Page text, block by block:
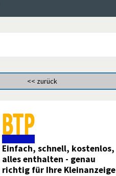
Einfach, schnell, kostenlos,
alles enthalten - genau
richtig für Ihre Kleinanzeige